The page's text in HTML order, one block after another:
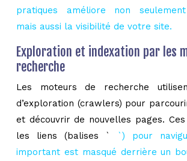
pratiques améliore non seulement
mais aussi la visibilité de votre site.
Exploration et indexation par les
recherche
Les moteurs de recherche
d’exploration (crawlers) pour
et découvrir de nouvelles pages.
les liens (balises `
`) pour
important est masqué derrière un